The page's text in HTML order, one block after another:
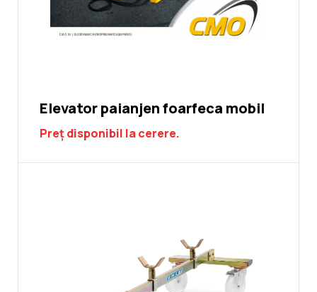
Elevator paianjen foarfeca mobil
Preț disponibil la cerere.